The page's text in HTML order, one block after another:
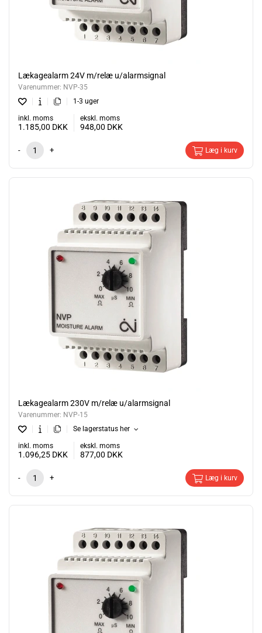
Lækagealarm 24V m/relæ u/alarmsignal
Varenummer: NVP-35
1-3 uger
inkl. moms
1.185,00 DKK
ekskl. moms
948,00 DKK
- + Læg i kurv
Lækagealarm 230V m/relæ u/alarmsignal
Varenummer: NVP-15
Se lagerstatus her
inkl. moms
1.096,25 DKK
ekskl. moms
877,00 DKK
- + Læg i kurv